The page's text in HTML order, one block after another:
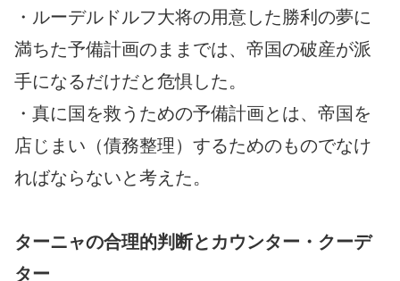
・ルーデルドルフ大将の用意した勝利の夢に
満ちた予備計画のままでは、帝国の破産が派
手になるだけだと危惧した。
・真に国を救うための予備計画とは、帝国を
店じまい（債務整理）するためのものでなけ
ればならないと考えた。
ターニャの合理的判断とカウンター・クーデ
ター